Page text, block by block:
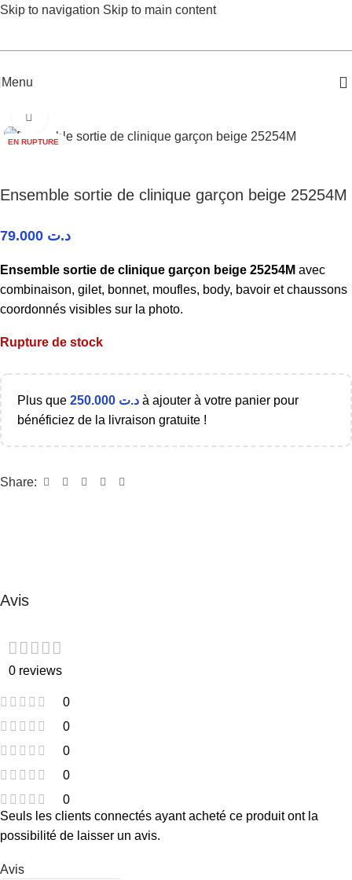
Skip to navigation Skip to main content
Menu
EN RUPTURE
Ensemble sortie de clinique garçon beige 25254M
د.ت
Ensemble sortie de clinique garçon beige 25254M avec
combinaison, gilet, bonnet, moufles, body, bavoir et chaussons
coordonnés visibles sur la photo.
Rupture de stock
Plus que د.ت à ajouter à votre panier pour
bénéficiez de la livraison gratuite !
Share:
Avis
0 reviews
0
0
0
0
0
Avis
Seuls les clients connectés ayant acheté ce produit ont la
possibilité de laisser un avis.